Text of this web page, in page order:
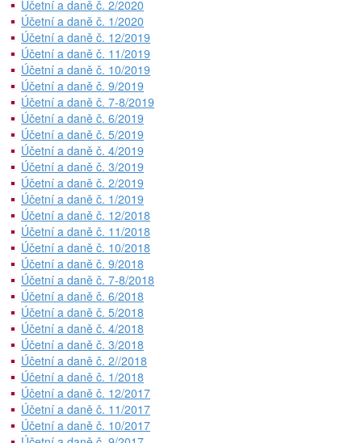
Účetní a daně č. 2/2020
Účetní a daně č. 1/2020
Účetní a daně č. 12/2019
Účetní a daně č. 11/2019
Účetní a daně č. 10/2019
Účetní a daně č. 9/2019
Účetní a daně č. 7-8/2019
Účetní a daně č. 6/2019
Účetní a daně č. 5/2019
Účetní a daně č. 4/2019
Účetní a daně č. 3/2019
Účetní a daně č. 2/2019
Účetní a daně č. 1/2019
Účetní a daně č. 12/2018
Účetní a daně č. 11/2018
Účetní a daně č. 10/2018
Účetní a daně č. 9/2018
Účetní a daně č. 7-8/2018
Účetní a daně č. 6/2018
Účetní a daně č. 5/2018
Účetní a daně č. 4/2018
Účetní a daně č. 3/2018
Účetní a daně č. 2//2018
Účetní a daně č. 1/2018
Účetní a daně č. 12/2017
Účetní a daně č. 11/2017
Účetní a daně č. 10/2017